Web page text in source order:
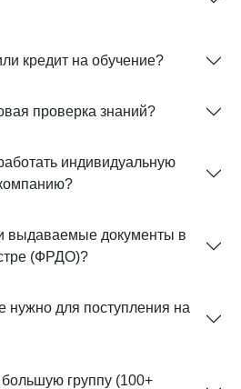
кредит на обучение?
проверка знаний?
индивидуальную
выдаваемые документы в
(ФРДО)?
нужно для поступления на
группу (100+